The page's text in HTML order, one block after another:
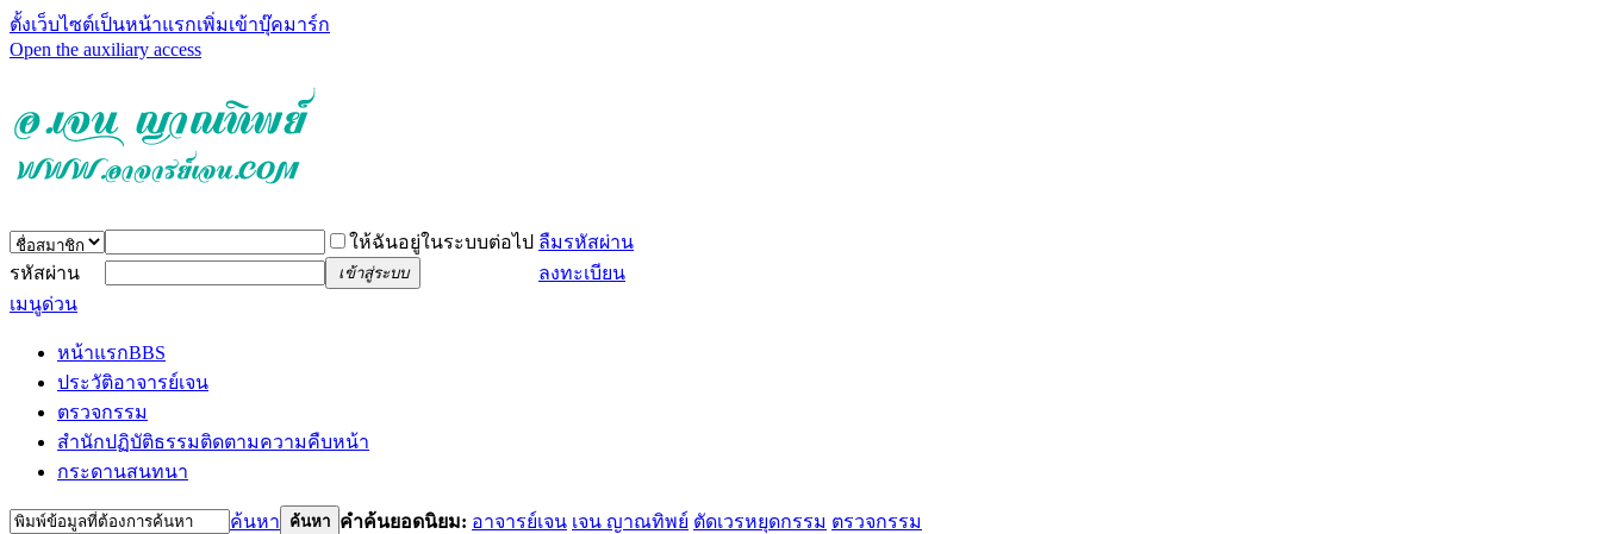
ตั้งเว็บไซต์เป็นหน้าแรกเพิ่มเข้าบุ๊คมาร์ก
Open the auxiliary access
ให้ฉันอยู่ในระบบต่อไป ลืมรหัสผ่าน
รหัสผ่าน
เข้าสู่ระบบ
ลงทะเบียน
เมนูด่วน
หน้าแรกBBS
ประวัติอาจารย์เจน
ตรวจกรรม
สำนักปฏิบัติธรรมติดตามความคืบหน้า
กระดานสนทนา
ค้นหา ค้นหา คำค้นยอดนิยม: อาจารย์เจน เจน ญาณทิพย์ ตัดเวรหยุดกรรม ตรวจกรรม